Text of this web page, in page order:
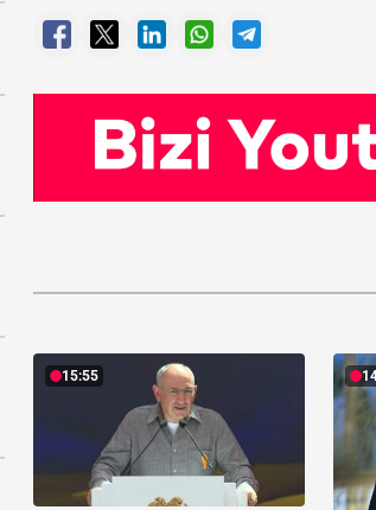
15:55